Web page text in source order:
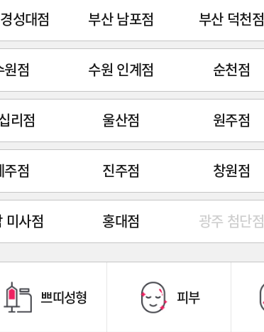
성대점 부산 남포점 부산 덕천점
원점 수원 인계점 순천점
리점 울산점 원주점
주점 진주점 창원점
미사점 홍대점 광주 첨단점
쁘띠성형 피부